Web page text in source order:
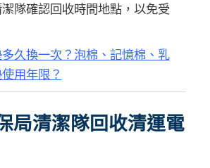
隊確認回收時間地點，以免受
多久換一次？泡棉、記憶棉、乳
用年限？
局清潔隊回收清運電